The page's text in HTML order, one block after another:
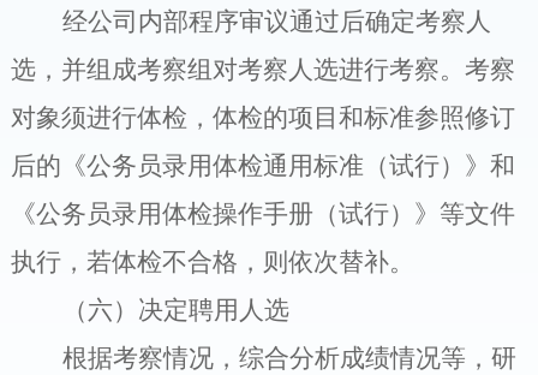
经公司内部程序审议通过后确定考察人
选，并组成考察组对考察人选进行考察。 考察
对象须进行体检，体检的项目和标准参照修订
后的《公务员录用体检通用标准（试行）》和
《公务员录用体检操作手册（试行）》等文件
执行，若体检不合格，则依次替补。
（六）决定聘用人选
根据考察情况，综合分析成绩情况等，研